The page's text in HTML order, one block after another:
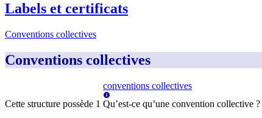
Labels et certificats
Conventions collectives
Conventions collectives
Cette structure possède 1
conventions collectives
Qu’est-ce qu’une convention collective ?